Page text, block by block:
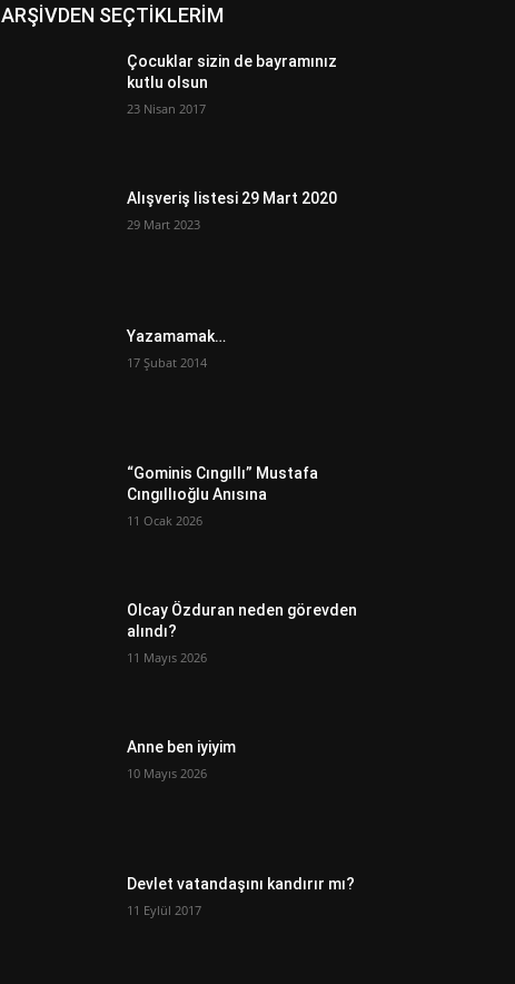
ARŞİVDEN SEÇTİKLERİM
Çocuklar sizin de bayramınız
kutlu olsun
23 Nisan 2017
Alışveriş listesi 29 Mart 2020
29 Mart 2023
Yazamamak…
17 Şubat 2014
“Gominis Cıngıllı” Mustafa
Cıngıllıoğlu Anısına
11 Ocak 2026
Olcay Özduran neden görevden
alındı?
11 Mayıs 2026
Anne ben iyiyim
10 Mayıs 2026
Devlet vatandaşını kandırır mı?
11 Eylül 2017